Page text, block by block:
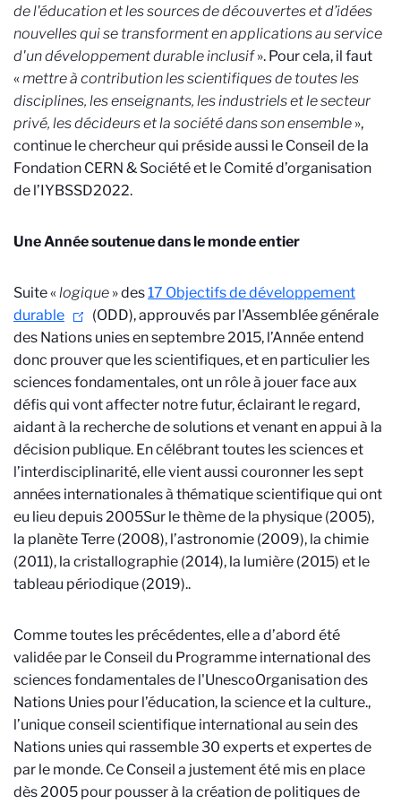
de l'éducation et les sources de découvertes et d’idées
nouvelles qui se transforment en applications au service
d'un développement durable inclusif». Pour cela, il faut
«mettre à contribution les scientifiques de toutes les
disciplines, les enseignants, les industriels et le secteur
privé, les décideurs et la société dans son ensemble »,
continue le chercheur qui préside aussi le Conseil de la
Fondation CERN & Société et le Comité d’organisation
de l’IYBSSD2022.
Une Année soutenue dans le monde entier
Suite «logique » des17 Objectifs de développement
durable
(ODD), approuvés par l'Assemblée générale
des Nations unies en septembre 2015, l’Année entend
donc prouver que les scientifiques, et en particulier les
sciences fondamentales, ont un rôle à jouer face aux
défis qui vont affecter notre futur, éclairant le regard,
aidant à la recherche de solutions et venant en appui à la
décision publique. En célébrant toutes les sciences et
l’interdisciplinarité, elle vient aussi couronner les sept
années internationales à thématique scientifique qui ont
eu lieu depuis 2005Sur le thème de la physique (2005),
la planète Terre (2008), l’astronomie (2009), la chimie
(2011), la cristallographie (2014), la lumière (2015) et le
tableau périodique (2019)..
Comme toutes les précédentes, elle a d’abord été
validée par le Conseil du Programme international des
sciences fondamentales de l'UnescoOrganisation des
Nations Unies pour l’éducation, la science et la culture.,
l’unique conseil scientifique international au sein des
Nations unies qui rassemble 30 experts et expertes de
par le monde. Ce Conseil a justement été mis en place
dès 2005 pour pousser à la création de politiques de